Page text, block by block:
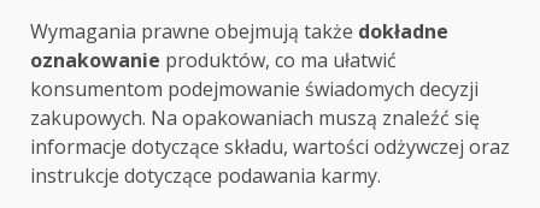
Wymagania prawne obejmują także dokładne
oznakowanie produktów, co ma ułatwić
konsumentom podejmowanie świadomych decyzji
zakupowych. Na opakowaniach muszą znaleźć się
informacje dotyczące składu, wartości odżywczej oraz
instrukcje dotyczące podawania karmy.